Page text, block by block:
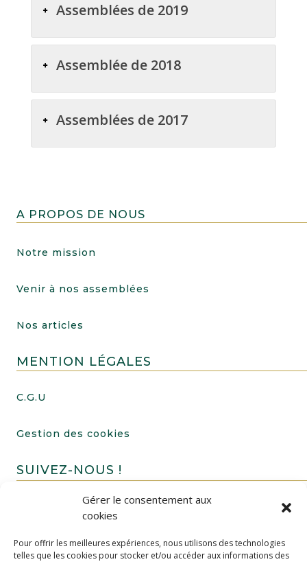
Gérer le consentement aux
cookies
Pour offrir les meilleures expériences, nous utilisons des technologies
telles que les cookies pour stocker et/ou accéder aux informations des
Assemblées de 2019
Assemblée de 2018
Assemblées de 2017
A PROPOS DE NOUS
Notre mission
Venir à nos assemblées
Nos articles
MENTION LÉGALES
C.G.U
Gestion des cookies
SUIVEZ-NOUS !